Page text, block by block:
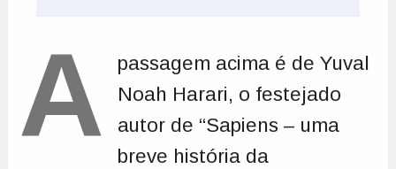
A
passagem acima é de Yuval
Noah Harari, o festejado
autor de “Sapiens – uma
breve história da